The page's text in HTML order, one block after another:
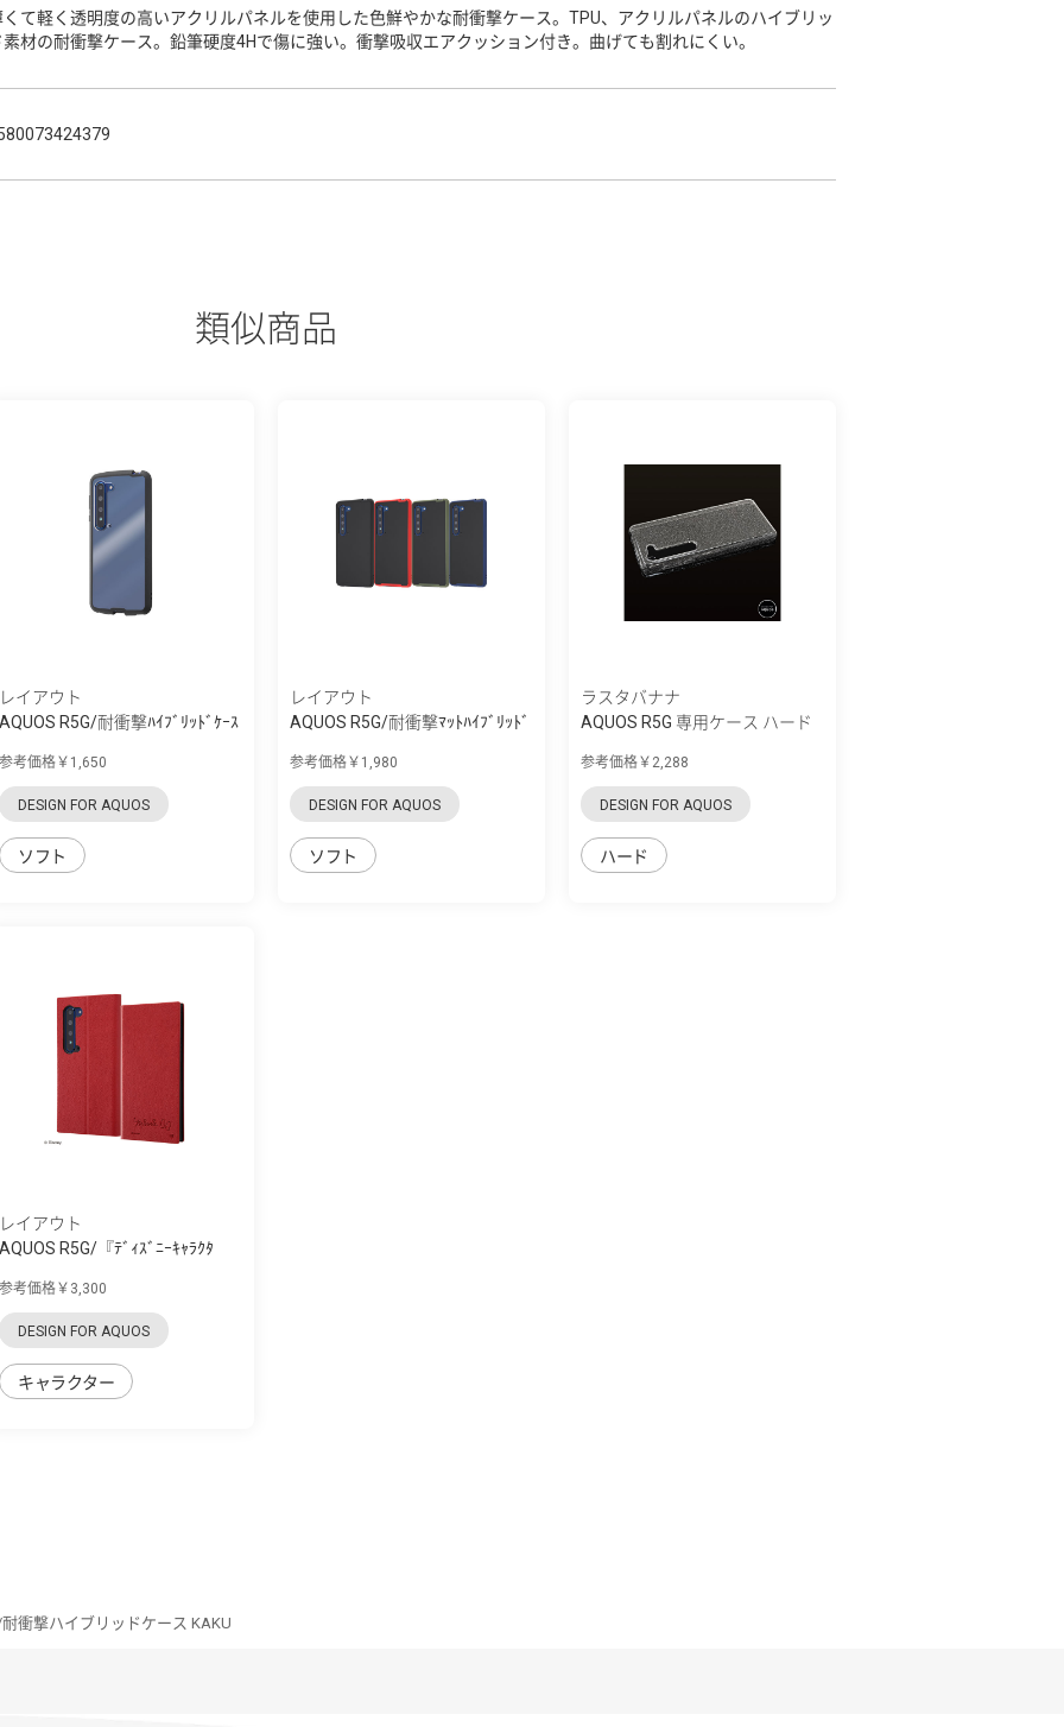
くて軽く透明度の高いアクリルパネルを使用した色鮮やかな耐衝撃ケース。TPU、アクリルパネルのハイブリッ
素材の耐衝撃ケース。鉛筆硬度4Hで傷に強い。衝撃吸収エアクッション付き。曲げても割れにくい。
類似商品
レイアウト
AQUOS R5G/耐衝撃ﾊｲﾌﾞﾘｯﾄﾞｹｰｽ
参考価格￥1,650
DESIGN FOR AQUOS
ソフト
レイアウト
AQUOS R5G/耐衝撃ﾏｯﾄﾊｲﾌﾞﾘｯﾄﾞ
参考価格￥1,980
DESIGN FOR AQUOS
ソフト
ラスタバナナ
AQUOS R5G 専用ケース ハード
参考価格￥2,288
DESIGN FOR AQUOS
ハード
レイアウト
AQUOS R5G/『ﾃﾞｨｽﾞﾆｰｷｬﾗｸﾀ
参考価格￥3,300
DESIGN FOR AQUOS
キャラクター
耐衝撃ハイブリッドケース KAKU